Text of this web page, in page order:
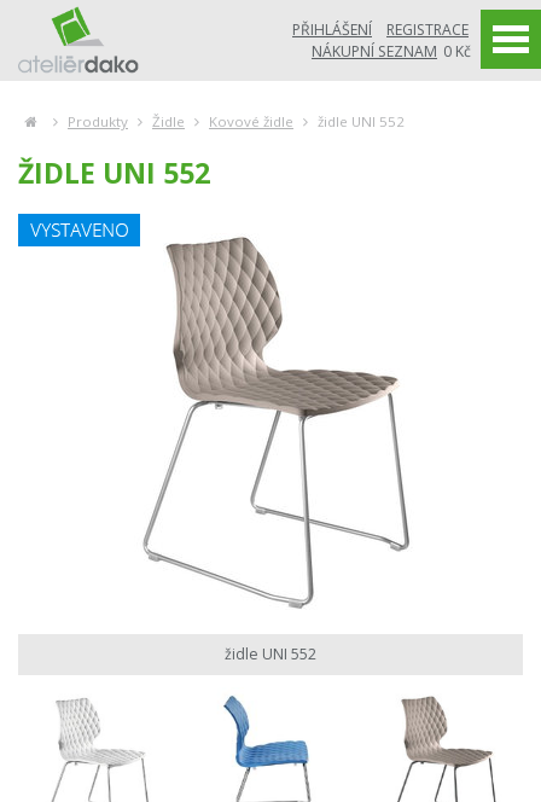
PŘIHLÁŠENÍ
REGISTRACE
NÁKUPNÍ SEZNAM 0 Kč
Produkty Židle Kovové židle židle UNI 552
ŽIDLE UNI 552
židle UNI 552